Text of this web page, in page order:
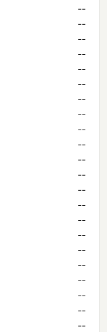
--
--
--
--
--
--
--
--
--
--
--
--
--
--
--
--
--
--
--
--
--
--